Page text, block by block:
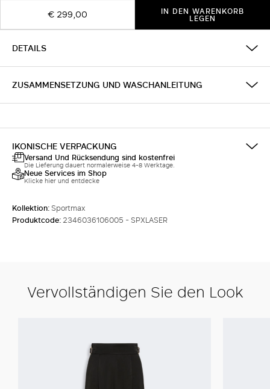
€ 299,00
IN DEN WARENKORB
LEGEN
DETAILS
ZUSAMMENSETZUNG UND WASCHANLEITUNG
IKONISCHE VERPACKUNG
Versand Und Rücksendung sind kostenfrei
Die Lieferung dauert normalerweise 4-8 Werktage.
Neue Services im Shop
Klicke hier und entdecke
Kollektion:Sportmax
Produktcode: 2346036106005 - SPXLASER
Vervollständigen Sie den Look